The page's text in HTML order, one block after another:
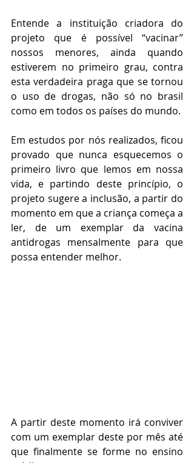
Entende a instituição criadora do
projeto que é possível “vacinar”
nossos menores, ainda quando
estiverem no primeiro grau, contra
esta verdadeira praga que se tornou
o uso de drogas, não só no brasil
como em todos os países do mundo.
Em estudos por nós realizados, ficou
provado que nunca esquecemos o
primeiro livro que lemos em nossa
vida, e partindo deste princípio, o
projeto sugere a inclusão, a partir do
momento em que a criança começa a
ler, de um exemplar da vacina
antidrogas mensalmente para que
possa entender melhor.
A partir deste momento irá conviver
com um exemplar deste por mês até
que finalmente se forme no ensino